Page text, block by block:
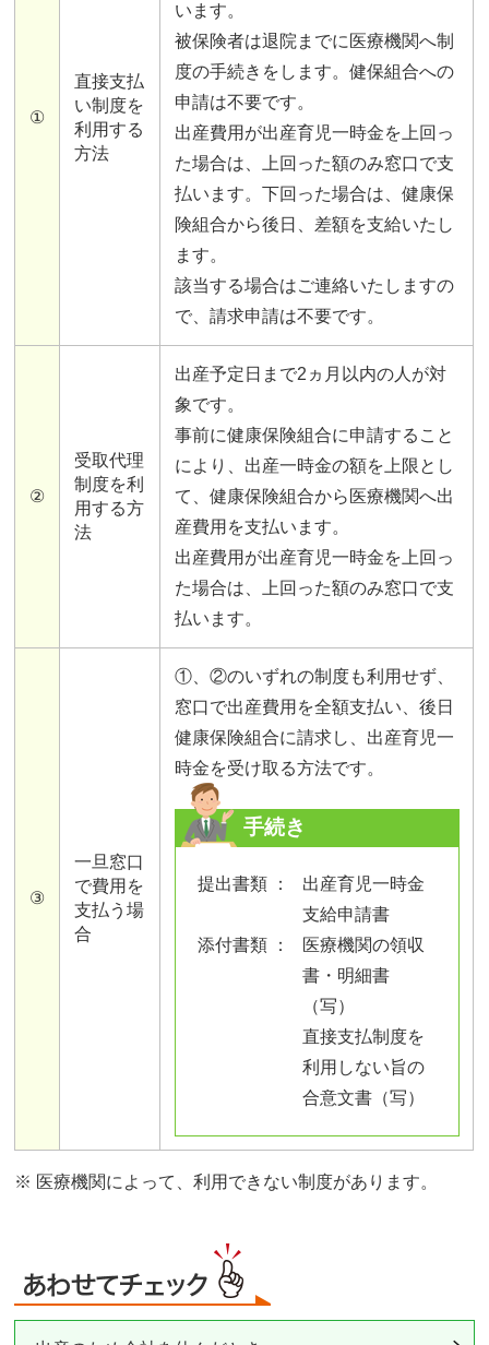
①
直接支払
い制度を
利用する
方法
います。
被保険者は退院までに医療機関へ制
度の手続きをします。健保組合への
申請は不要です。
出産費用が出産育児一時金を上回っ
た場合は、上回った額のみ窓口で支
払います。下回った場合は、健康保
険組合から後日、差額を支給いたし
ます。
該当する場合はご連絡いたしますの
で、請求申請は不要です。
②
受取代理
制度を利
用する方
法
出産予定日まで2ヵ月以内の人が対
象です。
事前に健康保険組合に申請すること
により、出産一時金の額を上限とし
て、健康保険組合から医療機関へ出
産費用を支払います。
出産費用が出産育児一時金を上回っ
た場合は、上回った額のみ窓口で支
払います。
③
一旦窓口
で費用を
支払う場
合
①、②のいずれの制度も利用せず、
窓口で出産費用を全額支払い、後日
健康保険組合に請求し、出産育児一
時金を受け取る方法です。
手続き
提出書類 ：
出産育児一時金
支給申請書
添付書類 ：
医療機関の領収
書・明細書
（写）
直接支払制度を
利用しない旨の
合意文書（写）
※ 医療機関によって、利用できない制度があります。